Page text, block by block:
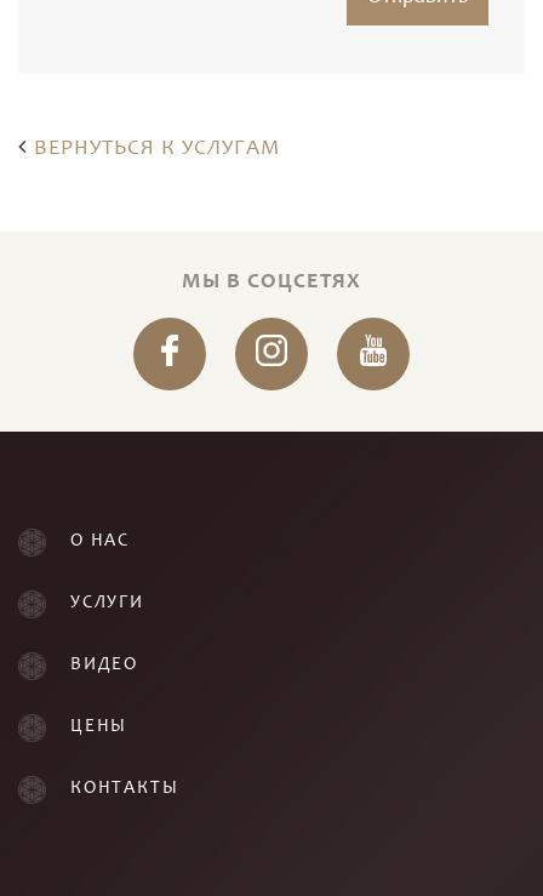
ВЕРНУТЬСЯ К УСЛУГАМ
МЫ В СОЦСЕТЯХ
О НАС
УСЛУГИ
ВИДЕО
ЦЕНЫ
КОНТАКТЫ